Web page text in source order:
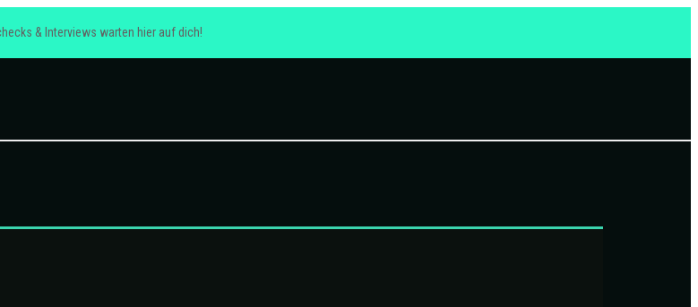
& Interviews warten hier auf dich!